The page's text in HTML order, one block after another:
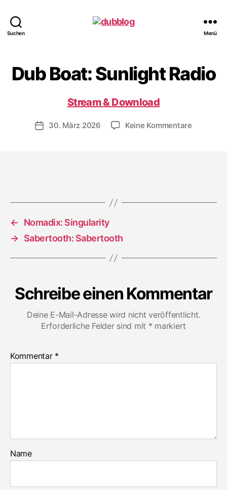
Suchen Menü
Dub Boat: Sunlight Radio
Stream & Download
Veröffentlichungsdatum
30. März 2026 Keine Kommentarezu
←
Nomadix: Singularity
→ Sabertooth: Sabertooth
Schreibe einen Kommentar
Deine E-Mail-Adresse wird nicht veröffentlicht.
Erforderliche Felder sind mit * markiert
Kommentar *
Name